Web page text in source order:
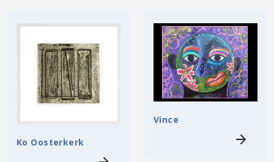
Ko Oosterkerk
Vince